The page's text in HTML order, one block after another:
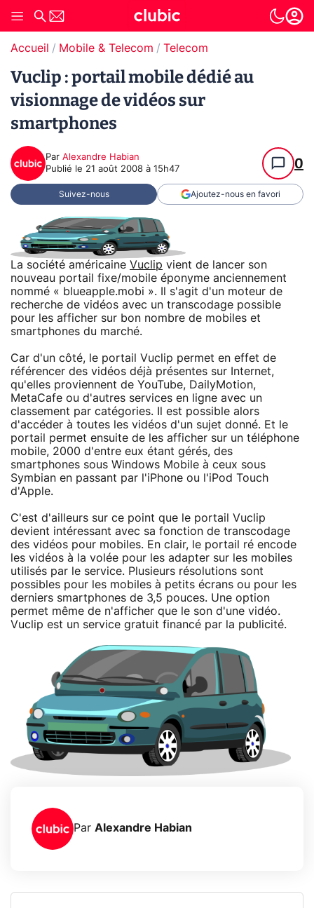
Accueil Mobile & Telecom Telecom
Vuclip : portail mobile dédié au
visionnage de vidéos sur
smartphones
Par Alexandre Habian
Publié le 21 août 2008 à 15h47 0
Suivez-nous Ajoutez-nous en favori
La société américaine Vuclip vient de lancer son
nouveau portail fixe/mobile éponyme anciennement
nommé « blueapple.mobi ». Il s'agit d'un moteur de
recherche de vidéos avec un transcodage possible
pour les afficher sur bon nombre de mobiles et
smartphones du marché.
Car d'un côté, le portail Vuclip permet en effet de
référencer des vidéos déjà présentes sur Internet,
qu'elles proviennent de YouTube, DailyMotion,
MetaCafe ou d'autres services en ligne avec un
classement par catégories. Il est possible alors
d'accéder à toutes les vidéos d'un sujet donné. Et le
portail permet ensuite de les afficher sur un téléphone
mobile, 2000 d'entre eux étant gérés, des
smartphones sous Windows Mobile à ceux sous
Symbian en passant par l'iPhone ou l'iPod Touch
d'Apple.
C'est d'ailleurs sur ce point que le portail Vuclip
devient intéressant avec sa fonction de transcodage
des vidéos pour mobiles. En clair, le portail ré encode
les vidéos à la volée pour les adapter sur les mobiles
utilisés par le service. Plusieurs résolutions sont
possibles pour les mobiles à petits écrans ou pour les
derniers smartphones de 3,5 pouces. Une option
permet même de n'afficher que le son d'une vidéo.
Vuclip est un service gratuit financé par la publicité.
Par Alexandre Habian